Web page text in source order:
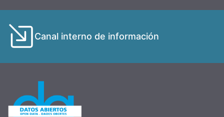
Canal interno de información